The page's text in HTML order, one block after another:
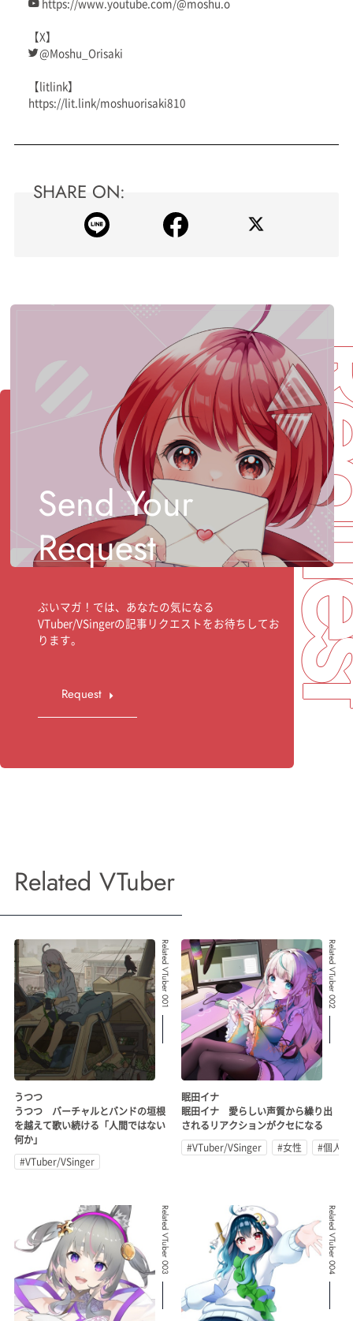
【X】
@Moshu_Orisaki
【litlink】
https://lit.link/moshuorisaki810
SHARE ON:
Send Your
Request
ぶいマガ！では、あなたの気になる
VTuber/VSingerの記事リクエストをお待ちしてお
ります。
Request
Related VTuber
Related VTuber 001
うつつ
うつつ バーチャルとバンドの垣根
を越えて歌い続ける「人間ではない
何か」
#VTuber/VSinger
Related VTuber 002
眠田イナ
眠田イナ 愛らしい声質から繰り出
されるリアクションがクセになる
#VTuber/VSinger
#女性 #個人勢
Related VTuber 003 Related VTuber 004